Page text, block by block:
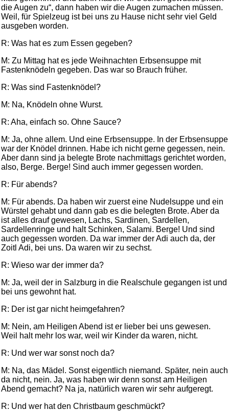
die Augen zu“, dann haben wir die Augen zumachen müssen.
Weil, für Spielzeug ist bei uns zu Hause nicht sehr viel Geld
ausgeben worden.
R: Was hat es zum Essen gegeben?
M: Zu Mittag hat es jede Weihnachten Erbsensuppe mit
Fastenknödeln gegeben. Das war so Brauch früher.
R: Was sind Fastenknödel?
M: Na, Knödeln ohne Wurst.
R: Aha, einfach so. Ohne Sauce?
M: Ja, ohne allem. Und eine Erbsensuppe. In der Erbsensuppe
war der Knödel drinnen. Habe ich nicht gerne gegessen, nein.
Aber dann sind ja belegte Brote nachmittags gerichtet worden,
also, Berge. Berge! Sind auch immer gegessen worden.
R: Für abends?
M: Für abends. Da haben wir zuerst eine Nudelsuppe und ein
Würstel gehabt und dann gab es die belegten Brote. Aber da
ist alles drauf gewesen, Lachs, Sardinen, Sardellen,
Sardellenringe und halt Schinken, Salami. Berge! Und sind
auch gegessen worden. Da war immer der Adi auch da, der
Zoitl Adi, bei uns. Da waren wir zu sechst.
R: Wieso war der immer da?
M: Ja, weil der in Salzburg in die Realschule gegangen ist und
bei uns gewohnt hat.
R: Der ist gar nicht heimgefahren?
M: Nein, am Heiligen Abend ist er lieber bei uns gewesen.
Weil halt mehr los war, weil wir Kinder da waren, nicht.
R: Und wer war sonst noch da?
M: Na, das Mädel. Sonst eigentlich niemand. Später, nein auch
da nicht, nein. Ja, was haben wir denn sonst am Heiligen
Abend gemacht? Na ja, natürlich waren wir sehr aufgeregt.
R: Und wer hat den Christbaum geschmückt?